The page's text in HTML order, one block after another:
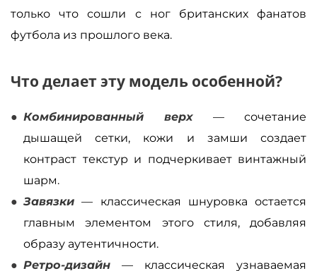
только что сошли с ног британских фанатов
футбола из прошлого века.
Что делает эту модель особенной?
Комбинированный верх — сочетание
дышащей сетки, кожи и замши создает
контраст текстур и подчеркивает винтажный
шарм.
Завязки — классическая шнуровка остается
главным элементом этого стиля, добавляя
образу аутентичности.
Ретро-дизайн
— классическая узнаваемая